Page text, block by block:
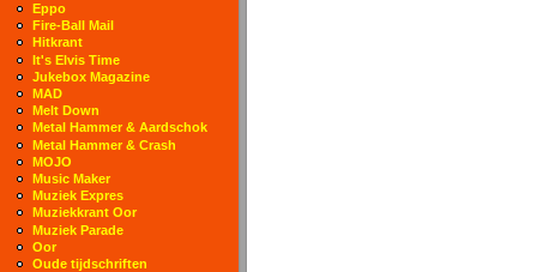
Eppo
Fire-Ball Mail
Hitkrant
It's Elvis Time
Jukebox Magazine
MAD
Melt Down
Metal Hammer & Aardschok
Metal Hammer & Crash
MOJO
Music Maker
Muziek Expres
Muziekkrant Oor
Muziek Parade
Oor
Oude tijdschriften